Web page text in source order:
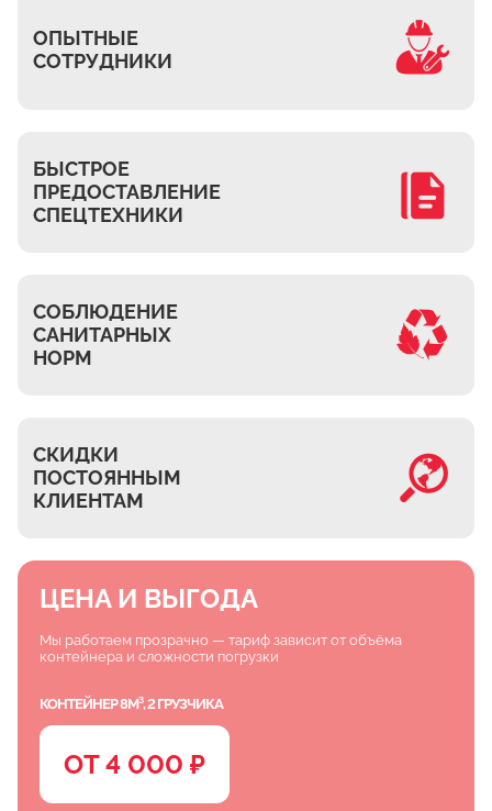
Михнево
Верхнее Мячково
Лыткарино
ОПЫТНЫЕ
СОТРУДНИКИ
БЫСТРОЕ
ПРЕДОСТАВЛЕНИЕ
СПЕЦТЕХНИКИ
СОБЛЮДЕНИЕ
САНИТАРНЫХ
НОРМ
СКИДКИ
ПОСТОЯННЫМ
КЛИЕНТАМ
ЦЕНА И ВЫГОДА
Мы работаем прозрачно — тариф зависит от объёма
контейнера и сложности погрузки
КОНТЕЙНЕР 8М³, 2 ГРУЗЧИКА
ОТ 4 000 ₽